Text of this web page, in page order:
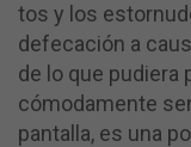
tos y los
defecación a
de lo que pudiera
cómodamente
pantalla, es una